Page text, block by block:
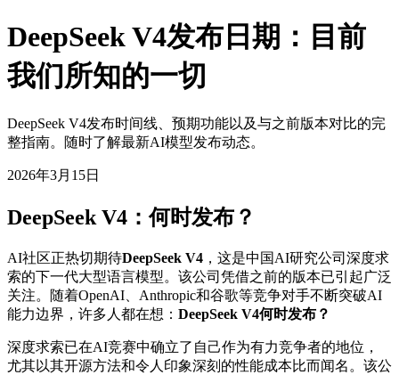
DeepSeek V4发布日期：目前
我们所知的一切
DeepSeek V4发布时间线、预期功能以及与之前版本对比的完
整指南。随时了解最新AI模型发布动态。
2026年3月15日
DeepSeek V4：何时发布？
AI社区正热切期待DeepSeek V4 ，这是中国AI研究公司深度求
索的下一代大型语言模型。该公司凭借之前的版本已引起广泛
关注。随着OpenAI、Anthropic和谷歌等竞争对手不断突破AI
能力边界，许多人都在想： DeepSeek V4何时发布？
深度求索已在AI竞赛中确立了自己作为有力竞争者的地位，
尤其以其开源方法和令人印象深刻的性能成本比而闻名。该公